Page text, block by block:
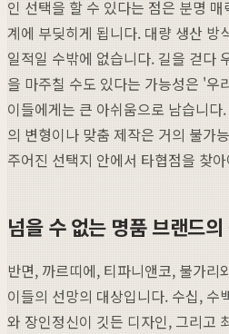
인 선택을 할 수 있다는 점은 분명
계에 부딪히게 됩니다. 대량 생산 방
일적일 수밖에 없습니다. 길을 걷다
을 마주칠 수도 있다는 가능성은 '우
이들에게는 큰 아쉬움으로 남습니
의 변형이나 맞춤 제작은 거의 불가
주어진 선택지 안에서 타협점을 찾
넘을 수 없는 명품 브랜드의
반면, 까르띠에, 티파니앤코, 불가리
이들의 선망의 대상입니다. 수십, 수
와 장인정신이 깃든 디자인, 그리고